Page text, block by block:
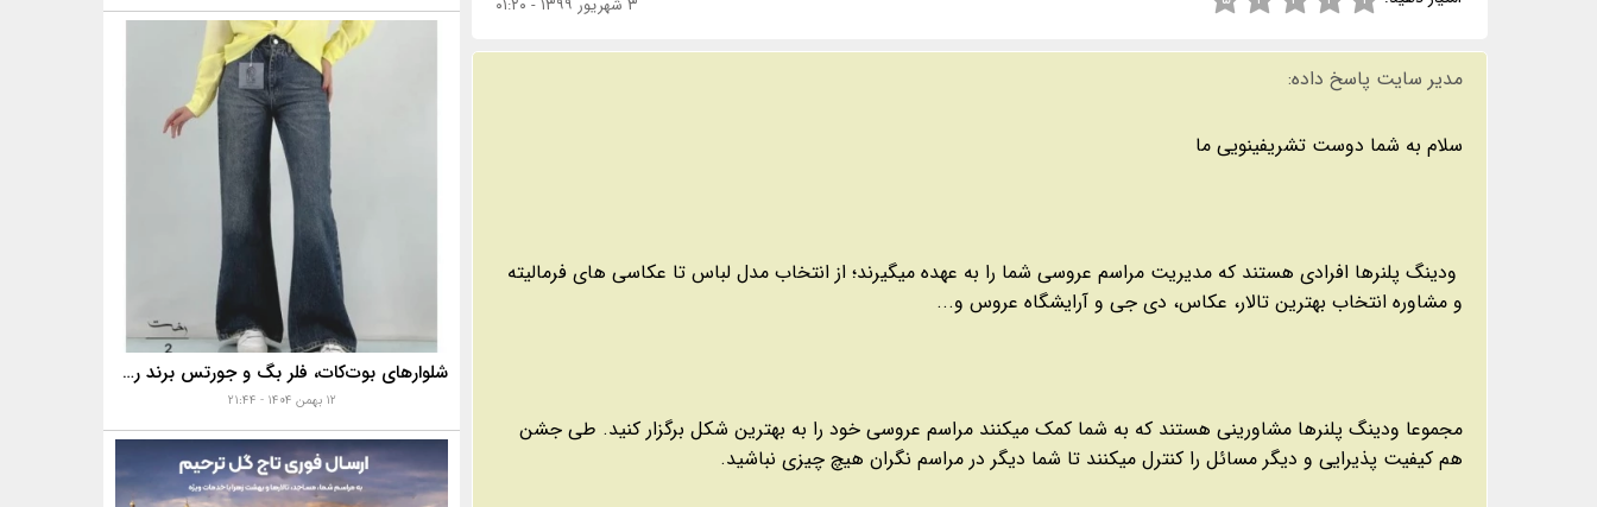
۳ شهریور ۱۳۹۹ - ۰۱:۲۰
مدیر سایت پاسخ داده:
سلام به شما دوست تشریفینویی ما
ودینگ پلنرها افرادی هستند که مدیریت مراسم عروسی شما را به عهده میگیرند؛ از انتخاب مدل لباس تا عکاسی های فرمالیته
و مشاوره انتخاب بهترین تالار، عکاس، دی جی و آرایشگاه عروس و...
مجموعا ودینگ پلنرها مشاورینی هستند که به شما کمک میکنند مراسم عروسی خود را به بهترین شکل برگزار کنید. طی جشن
هم کیفیت پذیرایی و دیگر مسائل را کنترل میکنند تا شما دیگر در مراسم نگران هیچ چیزی نباشید.
شلوارهای بوت‌کات، فلر بگ و جورتس برند رخت
۱۲ بهمن ۱۴۰۴ - ۲۱:۴۴